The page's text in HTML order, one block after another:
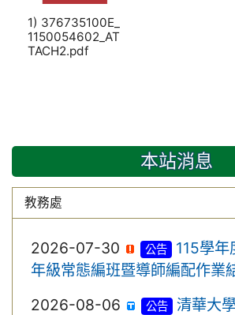
1) 376735100E_
1150054602_AT
TACH2.pdf
本站消息
教務處
2026-07-30 公告
115學年
年級常態編班暨導師編配作業
2026-08-06
公告
清華大